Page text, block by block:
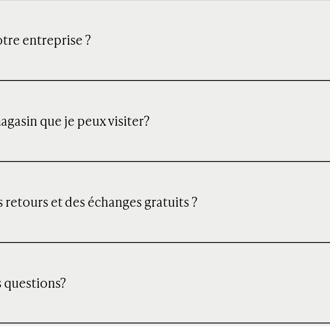
entreprise ?
que je peux visiter?
retours et des échanges gratuits ?
questions?